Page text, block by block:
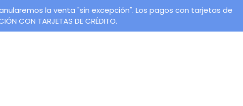
anularemos la venta "sin excepción". Los pagos con tarjetas de
CON TARJETAS DE CRÉDITO.